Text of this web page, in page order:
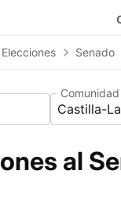
Senado
Castilla-
Comunidad
al